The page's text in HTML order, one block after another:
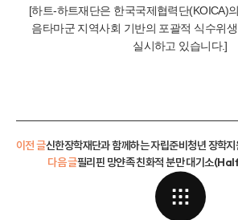
[하트-하트재단은 한국국제협력단(KOICA)
음타마군 지역사회 기반의 포괄적 식수위
실시하고 있습니다.]
이전 글
필리핀 망얀족 친화적 분만 대기소
다음 글